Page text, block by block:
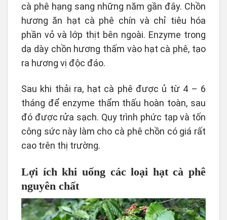
cà phê hạng sang những năm gần đây. Chồn
hương ăn hạt cà phê chín và chỉ tiêu hóa
phần vỏ và lớp thịt bên ngoài. Enzyme trong
dạ dày chồn hương thấm vào hạt cà phê, tạo
ra hương vị độc đáo.
Sau khi thải ra, hạt cà phê được ủ từ 4 – 6
tháng để enzyme thẩm thấu hoàn toàn, sau
đó được rửa sạch. Quy trình phức tạp và tốn
công sức này làm cho cà phê chồn có giá rất
cao trên thị trường.
Lợi ích khi uống các loại hạt cà phê
nguyên chất